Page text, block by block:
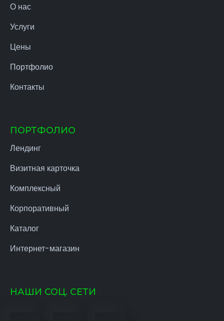
О нас
Услуги
Цены
Портфолио
Контакты
ПОРТФОЛИО
Лендинг
Визитная карточка
Комплексный
Корпоративный
Каталог
Интернет-магазин
НАШИ СОЦ. СЕТИ